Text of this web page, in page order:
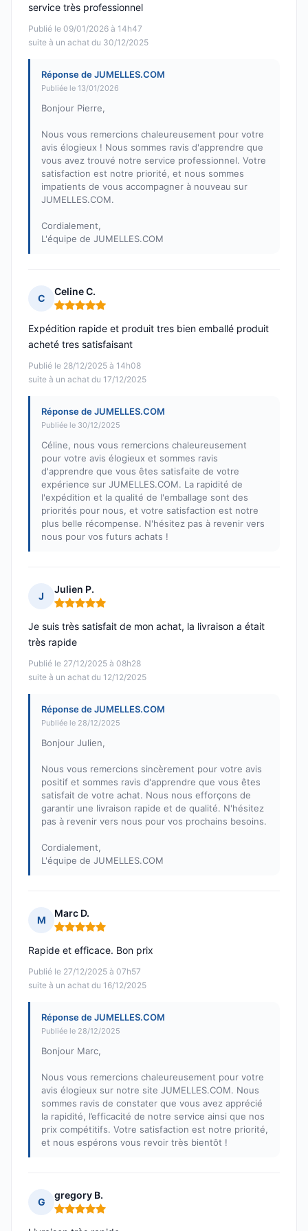
Publié le 09/01/2026 à 14h47
suite à un achat du 30/12/2025
service très professionnel
Réponse de JUMELLES.COM
Publiée le 13/01/2026
Bonjour Pierre,
Nous vous remercions chaleureusement pour votre
avis élogieux ! Nous sommes ravis d'apprendre que
vous avez trouvé notre service professionnel. Votre
satisfaction est notre priorité, et nous sommes
impatients de vous accompagner à nouveau sur
JUMELLES.COM.
Cordialement,
L'équipe de JUMELLES.COM
C
Celine C.
Note : 5 sur 5
Publié le 28/12/2025 à 14h08
suite à un achat du 17/12/2025
Expédition rapide et produit tres bien emballé produit
acheté tres satisfaisant
Réponse de JUMELLES.COM
Publiée le 30/12/2025
Céline, nous vous remercions chaleureusement
pour votre avis élogieux et sommes ravis
d'apprendre que vous êtes satisfaite de votre
expérience sur JUMELLES.COM. La rapidité de
l'expédition et la qualité de l'emballage sont des
priorités pour nous, et votre satisfaction est notre
plus belle récompense. N'hésitez pas à revenir vers
nous pour vos futurs achats !
J
Julien P.
Note : 5 sur 5
Publié le 27/12/2025 à 08h28
suite à un achat du 12/12/2025
Je suis très satisfait de mon achat, la livraison a était
très rapide
Réponse de JUMELLES.COM
Publiée le 28/12/2025
Bonjour Julien,
Nous vous remercions sincèrement pour votre avis
positif et sommes ravis d'apprendre que vous êtes
satisfait de votre achat. Nous nous efforçons de
garantir une livraison rapide et de qualité. N'hésitez
pas à revenir vers nous pour vos prochains besoins.
Cordialement,
L'équipe de JUMELLES.COM
M
Marc D.
Note : 5 sur 5
Publié le 27/12/2025 à 07h57
suite à un achat du 16/12/2025
Rapide et efficace. Bon prix
Réponse de JUMELLES.COM
Publiée le 28/12/2025
Bonjour Marc,
Nous vous remercions chaleureusement pour votre
avis élogieux sur notre site JUMELLES.COM. Nous
sommes ravis de constater que vous avez apprécié
la rapidité, l’efficacité de notre service ainsi que nos
prix compétitifs. Votre satisfaction est notre priorité,
et nous espérons vous revoir très bientôt !
G
gregory B.
Note : 5 sur 5